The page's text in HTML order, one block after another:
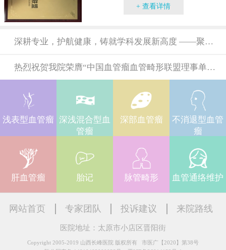
+ 查看详情
深耕专业，护航健康，铸就学科发展新高度 ——聚焦血管疾病诊疗前沿，谱写三晋大地医疗华章
热烈祝贺我院荣膺“中国血管瘤血管畸形联盟理事单位”称号！ ——立足微创诊疗前沿，谱写血管健康新篇章
浅表型血管瘤
深浅混合型血
管瘤
深部血管瘤
不消退型血管
瘤
肝血管瘤 胎记 脉管畸形 血管通络维护
网站首页 专家团队 投诉建议 来院路线
医院地址：太原市小店区晋阳街
Copyright 2005-2019 山西长峰医院 版权所有 市医广【2020】第38号